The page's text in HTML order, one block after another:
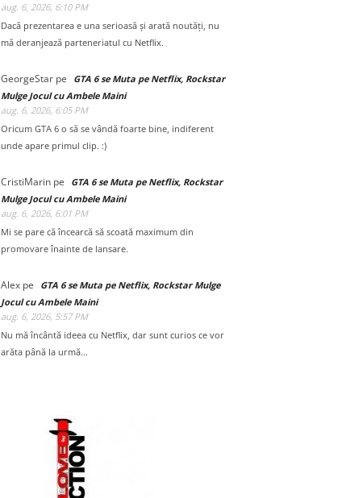
aug. 6, 2026, 6:10 PM
Dacă prezentarea e una serioasă și arată noutăți, nu
mă deranjează parteneriatul cu Netflix.
GeorgeStar pe
GTA 6 se Muta pe Netflix, Rockstar
Mulge Jocul cu Ambele Maini
aug. 6, 2026, 6:05 PM
Oricum GTA 6 o să se vândă foarte bine, indiferent
unde apare primul clip. :)
CristiMarin pe
GTA 6 se Muta pe Netflix, Rockstar
Mulge Jocul cu Ambele Maini
aug. 6, 2026, 6:01 PM
Mi se pare că încearcă să scoată maximum din
promovare înainte de lansare.
Alex pe
GTA 6 se Muta pe Netflix, Rockstar Mulge
Jocul cu Ambele Maini
aug. 6, 2026, 5:57 PM
Nu mă încântă ideea cu Netflix, dar sunt curios ce vor
arăta până la urmă...